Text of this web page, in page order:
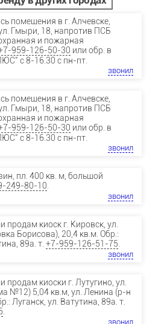
помещения в г. Алчевске,
Гмыри, 18, напротив ПСБ
и пожарная
959-126-50-30 или обр. в
с 8-16.30 с пн-пт.
звонил
помещения в г. Алчевске,
Гмыри, 18, напротив ПСБ
и пожарная
959-126-50-30 или обр. в
с 8-16.30 с пн-пт.
звонил
пл. 400 кв. м, большой
249-80-10.
звонил
продам киоск г. Кировск, ул.
Борисова), 20,4 кв.м. Обр.:
89а. т. +7-959-126-51-75.
звонил
продам киоски г. Лутугино, ул.
№12) 5,04 кв.м, ул. Ленина (р-н
Луганск, ул. Ватутина, 89а. т.
.
звонил